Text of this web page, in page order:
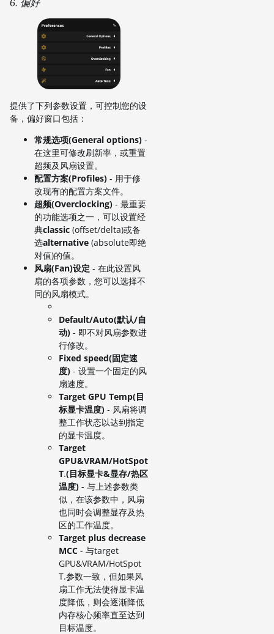
提供了下列参数设置，可控制您的设
备，偏好窗口包括：
常规选项(General options) -
在这里可修改刷新率，或重置
超频及风扇设置。
配置方案(Profiles) - 用于修
改现有的配置方案文件。
超频(Overclocking) - 最重要
的功能选项之一，可以设置经
典classic (offset/delta)或备
选alternative (absolute即绝
对值)的值。
风扇(Fan)设定 - 在此设置风
扇的各项参数，您可以选择不
同的风扇模式。
Default/Auto(默认/自
动) - 即不对风扇参数进
行修改。
Fixed speed(固定速
度) - 设置一个固定的风
扇速度。
Target GPU Temp(目
标显卡温度) - 风扇将调
整工作状态以达到指定
的显卡温度。
Target
GPU&VRAM/HotSpot
T.(目标显卡&显存/热区
温度) - 与上述参数类
似，在该参数中，风扇
也同时会调整显存及热
区的工作温度。
Target plus decrease
MCC - 与target
GPU&VRAM/HotSpot
T.参数一致，但如果风
扇工作无法使得显卡温
度降低，则会逐渐降低
内存核心频率直至达到
目标温度。